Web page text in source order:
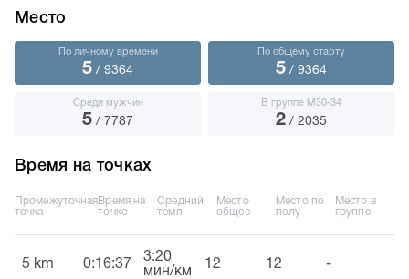
Место
По личному времени
5 / 9364
По общему старту
5 / 9364
Среди мужчин
5 / 7787
В группе М30-34
2 / 2035
Время на точках
Промежуточная
точка
Время на
точке
Средний
темп
Место
общее
Место по
полу
Место в
группе
5 km 0:16:37
3:20
мин/км
12 12 -